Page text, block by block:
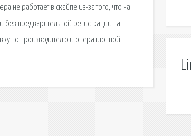
не работает в скайпе из-за того, что на
без предварительной регистрации на
по производителю и операционной